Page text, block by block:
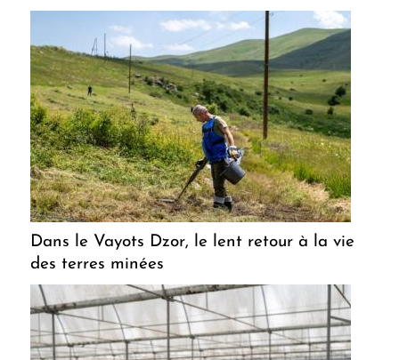
Dans le Vayots Dzor, le lent retour à la vie
des terres minées